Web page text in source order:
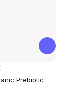
Prebiotic